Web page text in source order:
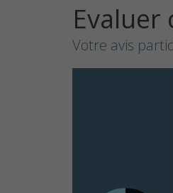
Evaluer
Votre avis